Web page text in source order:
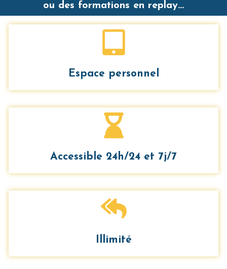
ou des formations en replay...
Espace personnel
Accessible 24h/24 et 7j/7
Illimité